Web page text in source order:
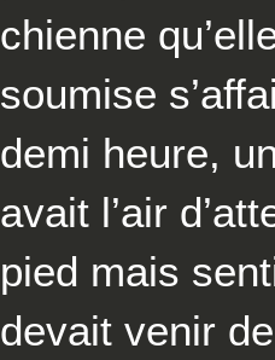
chienne
soumise
demi heure,
avait l’air
pied mais
devait venir